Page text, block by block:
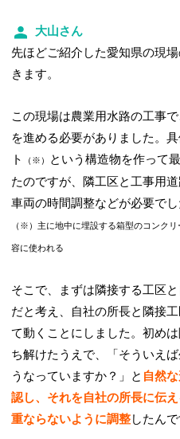
大山さん
先ほどご紹介した愛知県の現
きます。
この現場は農業用水路の工事
を進める必要がありました。
ト
（※）
という構造物を作って
たのですが、隣工区と工事用
車両の時間調整などが必要でし
（※）主に地中に埋設する箱型のコンク
容に使われる
そこで、まずは隣接する工区
だと考え、自社の所長と隣接
て動くことにしました。初め
ち解けたうえで、「そういえ
うなっていますか？」と 自然
認し、それを自社の所長に伝
重ならないように調整したんで